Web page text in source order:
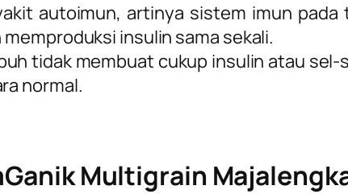
autoimun, artinya sistem imun
insulin sama sekali.
tidak membuat cukup insulin atau
normal.
Multigrain